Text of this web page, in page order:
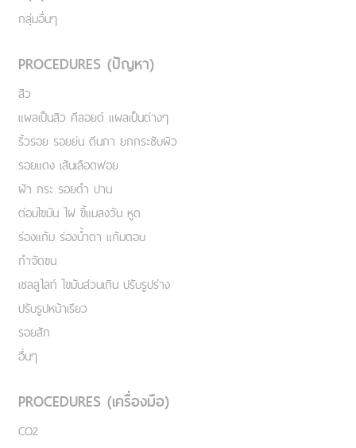
กลุ่มอื่นๆ
PROCEDURES (ปัญหา)
สิว
แผลเป็นสิว คีลอยด์ แผลเป็นต่างๆ
ริ้วรอย รอยย่น ตีนกา ยกกระชับผิว
รอยแดง เส้นเลือดฟอย
ฝ้า กระ รอยดำ ปาน
ต่อมไขมัน ไฝ ขี้แมลงวัน หูด
ร่องแก้ม ร่องน้ำตา แก้มตอบ
กำจัดขน
เชลลูไลท์ ไขมันส่วนเกิน ปรับรูปร่าง
ปรับรูปหน้าเรียว
รอยสัก
อื่นๆ
PROCEDURES (เครื่องมือ)
CO2